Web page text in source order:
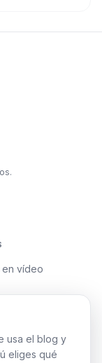
en vídeo
usa el blog y
eliges qué